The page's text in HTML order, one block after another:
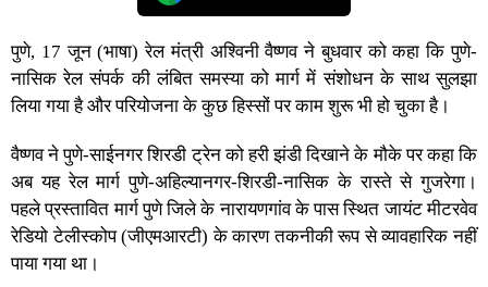
पुणे, 17 जून (भाषा) रेल मंत्री अश्विनी वैष्णव ने बुधवार को कहा कि पुणे-
नासिक रेल संपर्क की लंबित समस्या को मार्ग में संशोधन के साथ सुलझा
लिया गया है और परियोजना के कुछ हिस्सों पर काम शुरू भी हो चुका है।
वैष्णव ने पुणे-साईनगर शिरडी ट्रेन को हरी झंडी दिखाने के मौके पर कहा कि
अब यह रेल मार्ग पुणे-अहिल्यानगर-शिरडी-नासिक के रास्ते से गुजरेगा।
पहले प्रस्तावित मार्ग पुणे जिले के नारायणगांव के पास स्थित जायंट मीटरवेव
रेडियो टेलीस्कोप (जीएमआरटी) के कारण तकनीकी रूप से व्यावहारिक नहीं
पाया गया था।